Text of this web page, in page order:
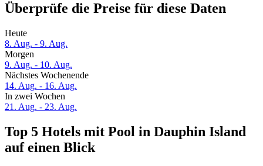
Überprüfe die Preise für diese Daten
Heute
8. Aug. - 9. Aug.
Morgen
9. Aug. - 10. Aug.
Nächstes Wochenende
14. Aug. - 16. Aug.
In zwei Wochen
21. Aug. - 23. Aug.
Top 5 Hotels mit Pool in Dauphin Island
auf einen Blick